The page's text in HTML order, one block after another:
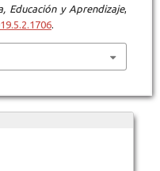
Educación y Aprendizaje,
.